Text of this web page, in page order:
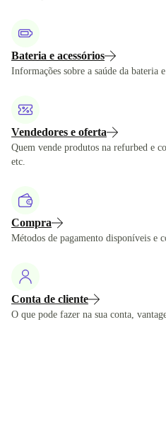
Bateria e acessórios
Informações sobre a saúde da bateria
Vendedores e oferta
Quem vende produtos na refurbed e
etc.
Compra
Métodos de pagamento disponíveis e
Conta de cliente
O que pode fazer na sua conta,